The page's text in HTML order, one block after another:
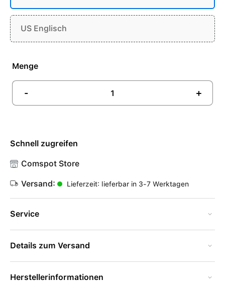
US Englisch
Menge
- +
Schnell zugreifen
Comspot Store
Versand: Lieferzeit: lieferbar in 3-7 Werktagen
Service
Details zum Versand
Herstellerinformationen